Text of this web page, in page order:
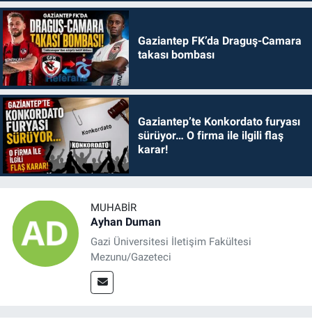
Gaziantep FK’da Draguş-Camara
takası bombası
Gaziantep’te Konkordato furyası
sürüyor… O firma ile ilgili flaş
karar!
MUHABIR
Ayhan Duman
Gazi Üniversitesi İletişim Fakültesi
Mezunu/Gazeteci